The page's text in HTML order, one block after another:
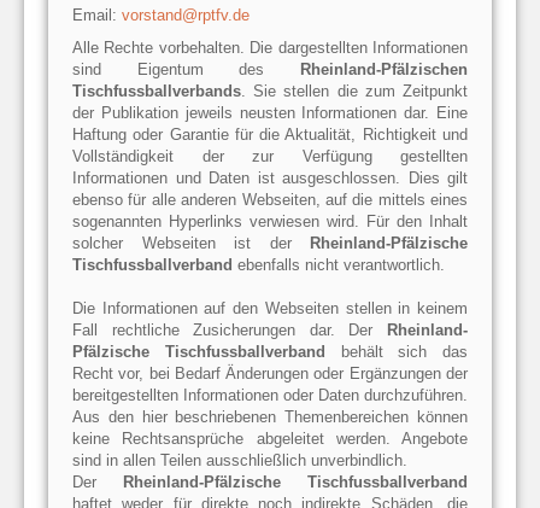
Email: vorstand@rptfv.de
Alle Rechte vorbehalten. Die dargestellten Informationen
sind Eigentum des Rheinland-Pfälzischen
Tischfussballverbands . Sie stellen die zum Zeitpunkt
der Publikation jeweils neusten Informationen dar. Eine
Haftung oder Garantie für die Aktualität, Richtigkeit und
Vollständigkeit der zur Verfügung gestellten
Informationen und Daten ist ausgeschlossen. Dies gilt
ebenso für alle anderen Webseiten, auf die mittels eines
sogenannten Hyperlinks verwiesen wird. Für den Inhalt
solcher Webseiten ist der Rheinland-Pfälzische
Tischfussballverband ebenfalls nicht verantwortlich.
Die Informationen auf den Webseiten stellen in keinem
Fall rechtliche Zusicherungen dar. Der Rheinland-
Pfälzische Tischfussballverband behält sich das
Recht vor, bei Bedarf Änderungen oder Ergänzungen der
bereitgestellten Informationen oder Daten durchzuführen.
Aus den hier beschriebenen Themenbereichen können
keine Rechtsansprüche abgeleitet werden. Angebote
sind in allen Teilen ausschließlich unverbindlich.
Der Rheinland-Pfälzische Tischfussballverband
haftet weder für direkte noch indirekte Schäden, die